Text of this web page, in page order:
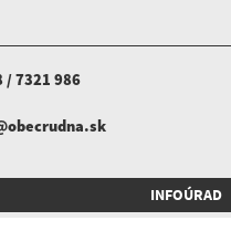
/ 7321 986
INFOÚRAD